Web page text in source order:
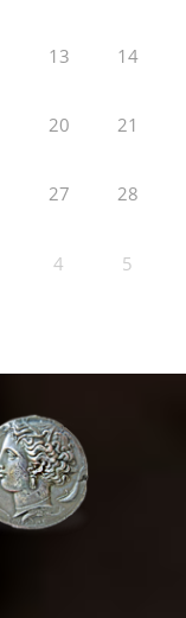
13 14
20 21
27 28
4 5